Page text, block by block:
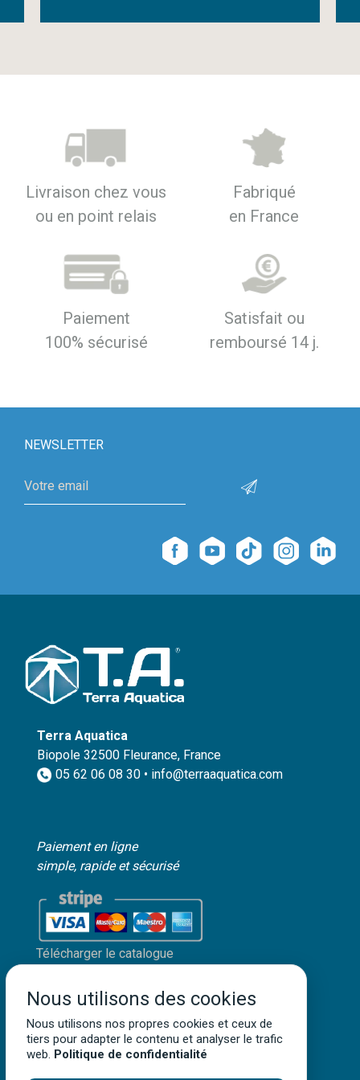
Livraison chez vous
ou en point relais
Fabriqué
en France
Paiement
100% sécurisé
Satisfait ou
remboursé 14 j.
NEWSLETTER
Terra Aquatica
Biopole 32500 Fleurance, France
05 62 06 08 30 • info@terraaquatica.com
Paiement en ligne
simple, rapide et sécurisé
Télécharger le catalogue
Mentions légales
Politique de confidentialité
Conditions générales de vente
Nous utilisons des cookies
Nous utilisons nos propres cookies et ceux de
tiers pour adapter le contenu et analyser le trafic
web. Politique de confidentialité